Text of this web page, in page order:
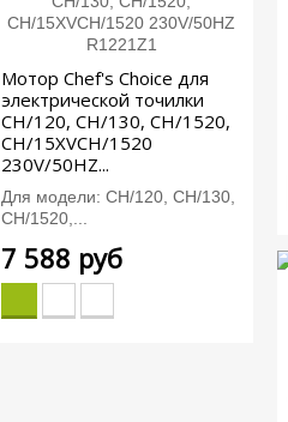
Мотор Chef's Choice для
электрической точилки
CH/120, CH/130, CH/1520,
CH/15XVCH/1520
230V/50HZ...
Для модели: CH/120, CH/130,
CH/1520,...
7 588 руб